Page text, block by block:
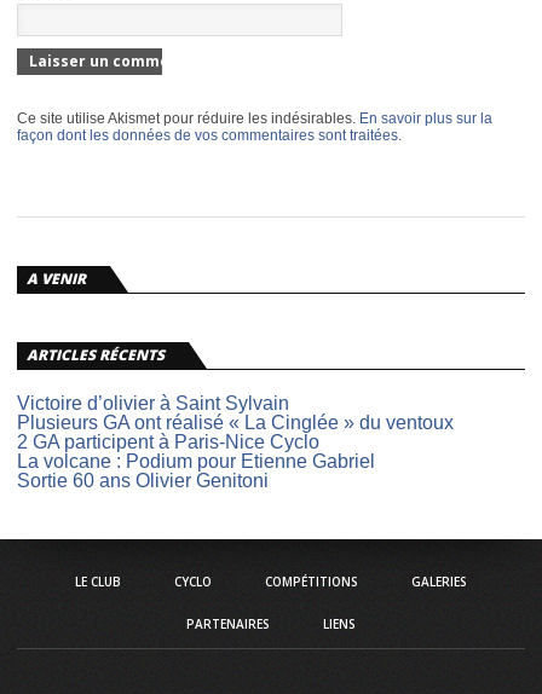
Ce site utilise Akismet pour réduire les indésirables. En savoir plus sur la
façon dont les données de vos commentaires sont traitées.
A VENIR
ARTICLES RÉCENTS
Victoire d’olivier à Saint Sylvain
Plusieurs GA ont réalisé « La Cinglée » du ventoux
2 GA participent à Paris-Nice Cyclo
La volcane : Podium pour Etienne Gabriel
Sortie 60 ans Olivier Genitoni
LE CLUB CYCLO COMPÉTITIONS GALERIES
PARTENAIRES LIENS